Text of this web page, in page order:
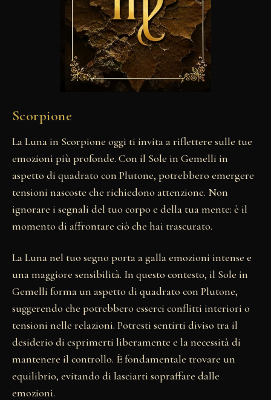
Scorpione
La Luna in Scorpione oggi ti invita a riflettere sulle tue
emozioni più profonde. Con il Sole in Gemelli in
aspetto di quadrato con Plutone, potrebbero emergere
tensioni nascoste che richiedono attenzione. Non
ignorare i segnali del tuo corpo e della tua mente: è il
momento di affrontare ciò che hai trascurato.
La Luna nel tuo segno porta a galla emozioni intense e
una maggiore sensibilità. In questo contesto, il Sole in
Gemelli forma un aspetto di quadrato con Plutone,
suggerendo che potrebbero esserci conflitti interiori o
tensioni nelle relazioni. Potresti sentirti diviso tra il
desiderio di esprimerti liberamente e la necessità di
mantenere il controllo. È fondamentale trovare un
equilibrio, evitando di lasciarti sopraffare dalle
emozioni.